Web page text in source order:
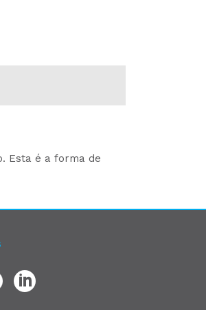
Esta é a forma de